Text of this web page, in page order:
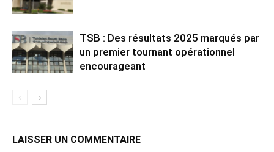
TSB : Des résultats 2025 marqués par
un premier tournant opérationnel
encourageant
LAISSER UN COMMENTAIRE